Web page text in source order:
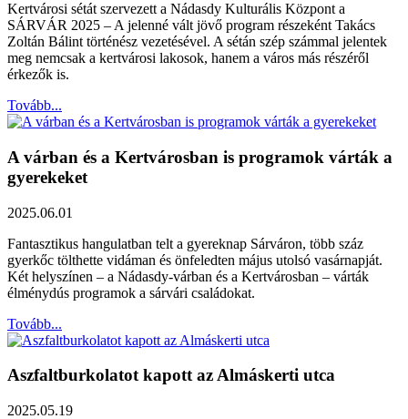
Kertvárosi sétát szervezett a Nádasdy Kulturális Központ a
SÁRVÁR 2025 – A jelenné vált jövő program részeként Takács
Zoltán Bálint történész vezetésével. A sétán szép számmal jelentek
meg nemcsak a kertvárosi lakosok, hanem a város más részéről
érkezők is.
Tovább...
A várban és a Kertvárosban is programok várták a
gyerekeket
2025.06.01
Fantasztikus hangulatban telt a gyereknap Sárváron, több száz
gyerkőc tölthette vidáman és önfeledten május utolsó vasárnapját.
Két helyszínen – a Nádasdy-várban és a Kertvárosban – várták
élménydús programok a sárvári családokat.
Tovább...
Aszfaltburkolatot kapott az Almáskerti utca
2025.05.19